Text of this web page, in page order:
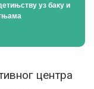
уз баку и
центра